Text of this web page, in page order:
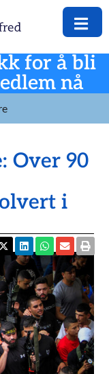
for å bli
nå
Over 90
i